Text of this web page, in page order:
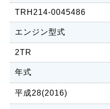
TRH214-0045486
エンジン型式
2TR
年式
平成28(2016)